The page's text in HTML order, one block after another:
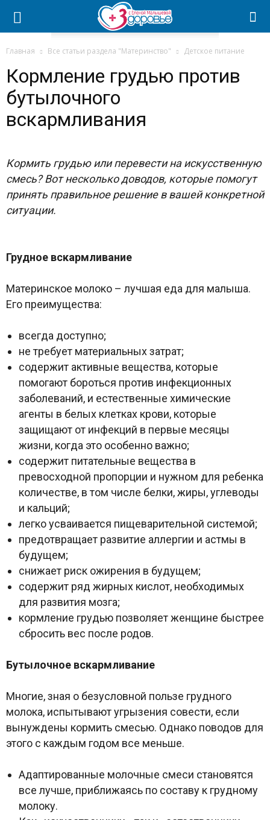
Главная Все статьи раздела "Материнство" Детское питание
Кормление грудью против
бутылочного
вскармливания
Кормить грудью или перевести на искусственную
смесь? Вот несколько доводов, которые помогут
принять правильное решение в вашей конкретной
ситуации.
Грудное вскармливание
Материнское молоко – лучшая еда для малыша.
Его преимущества:
всегда доступно;
не требует материальных затрат;
содержит активные вещества, которые
помогают бороться против инфекционных
заболеваний, и естественные химические
агенты в белых клетках крови, которые
защищают от инфекций в первые месяцы
жизни, когда это особенно важно;
содержит питательные вещества в
превосходной пропорции и нужном для ребенка
количестве, в том числе белки, жиры, углеводы
и кальций;
легко усваивается пищеварительной системой;
предотвращает развитие аллергии и астмы в
будущем;
снижает риск ожирения в будущем;
содержит ряд жирных кислот, необходимых
для развития мозга;
кормление грудью позволяет женщине быстрее
сбросить вес после родов.
Бутылочное вскармливание
Многие, зная о безусловной пользе грудного
молока, испытывают угрызения совести, если
вынуждены кормить смесью. Однако поводов для
этого с каждым годом все меньше.
Адаптированные молочные смеси становятся
все лучше, приближаясь по составу к грудному
молоку.